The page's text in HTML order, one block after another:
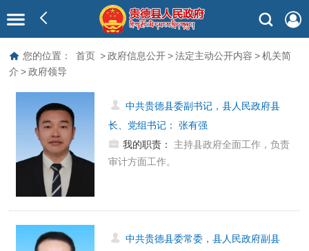
您的位置： 首页 > 政府信息公开 > 法定主动公开内容 > 机关简
介 > 政府领导
中共贵德县委副书记，县人民政府县
长、党组书记 ：
张有强
我的职责：
主持县政府全面工作，负责
审计方面工作。
中共贵德县委常委，县人民政府副县